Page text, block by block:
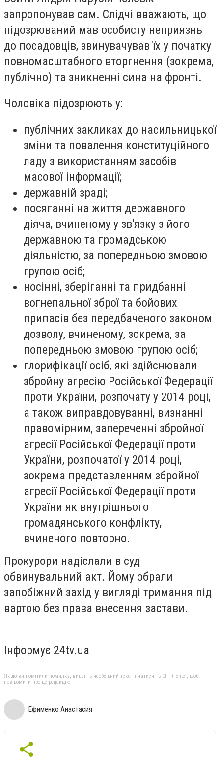
запропонував сам. Слідчі вважають, що
підозрюваний мав особисту неприязнь
до посадовців, звинувачував їх у початку
повномасштабного вторгнення (зокрема,
публічно) та зникненні сина на фронті.
Чоловіка підозрюють у:
публічних закликах до насильницької
зміни та повалення конституційного
ладу з використанням засобів
масової інформації;
державній зраді;
посяганні на життя державного
діяча, вчиненому у зв'язку з його
державною та громадською
діяльністю, за попередньою змовою
групою осіб;
носінні, зберіганні та придбанні
вогнепальної зброї та бойових
припасів без передбаченого законом
дозволу, вчиненому, зокрема, за
попередньою змовою групою осіб;
глорифікації осіб, які здійснювали
збройну агресію Російської Федерації
проти України, розпочату у 2014 році,
а також виправдовуванні, визнанні
правомірним, запереченні збройної
агресії Російської Федерації проти
України, розпочатої у 2014 році,
зокрема представленням збройної
агресії Російської Федерації проти
України як внутрішнього
громадянського конфлікту,
вчиненого повторно.
Прокурори надіслали в суд
обвинувальний акт. Йому обрали
запобіжний захід у вигляді тримання під
вартою без права внесення застави.
Інформує 24tv.ua
Якщо ви помітили помилку, виділіть необхідний текст і натисніть Ctrl + Enter, щоб
повідомити про це редакцію
Ефименко Анастасия